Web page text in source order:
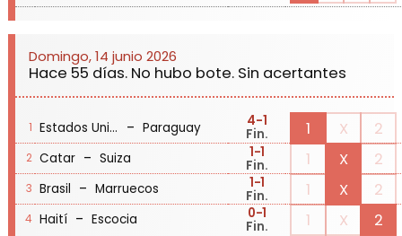
Domingo, 14 junio 2026
Hace 55 días. No hubo bote. Sin acertantes
1 Estados Unidos - Paraguay 4-1
Fin. 1 X 2
2 Catar - Suiza 1-1
Fin. 1 X 2
3 Brasil - Marruecos 1-1
Fin. 1 X 2
4 Haití - Escocia 0-1
Fin. 1 X 2